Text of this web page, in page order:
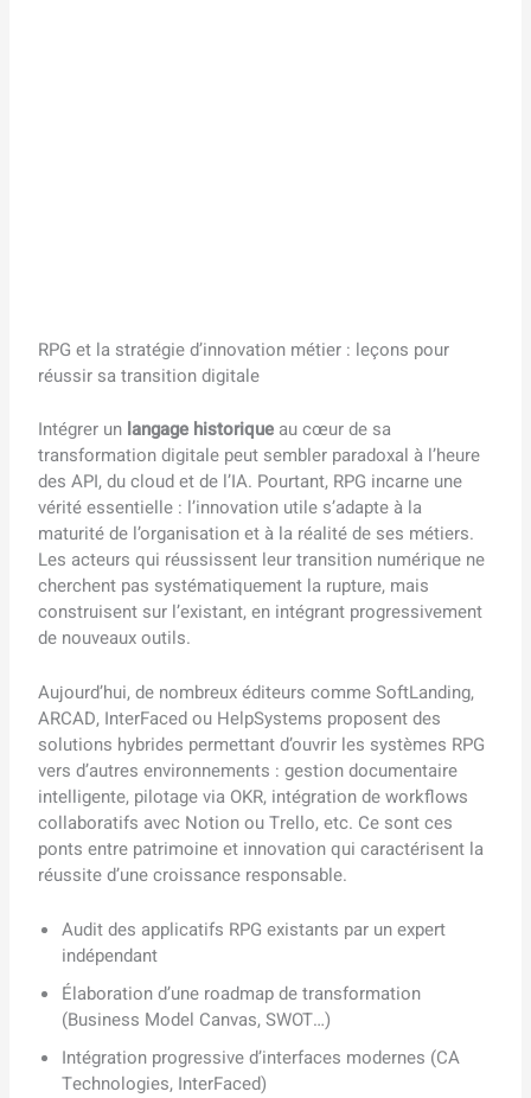
RPG et la stratégie d’innovation métier : leçons pour
réussir sa transition digitale
Intégrer un langage historique au cœur de sa
transformation digitale peut sembler paradoxal à l’heure
des API, du cloud et de l’IA. Pourtant, RPG incarne une
vérité essentielle : l’innovation utile s’adapte à la
maturité de l’organisation et à la réalité de ses métiers.
Les acteurs qui réussissent leur transition numérique ne
cherchent pas systématiquement la rupture, mais
construisent sur l’existant, en intégrant progressivement
de nouveaux outils.
Aujourd’hui, de nombreux éditeurs comme SoftLanding,
ARCAD, InterFaced ou HelpSystems proposent des
solutions hybrides permettant d’ouvrir les systèmes RPG
vers d’autres environnements : gestion documentaire
intelligente, pilotage via OKR, intégration de workflows
collaboratifs avec Notion ou Trello, etc. Ce sont ces
ponts entre patrimoine et innovation qui caractérisent la
réussite d’une croissance responsable.
Audit des applicatifs RPG existants par un expert
indépendant
Élaboration d’une roadmap de transformation
(Business Model Canvas, SWOT…)
Intégration progressive d’interfaces modernes (CA
Technologies, InterFaced)